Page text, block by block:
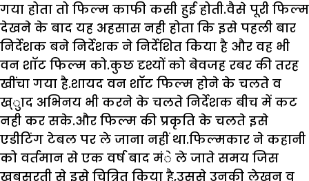
गया होता तो फिल्म काफी कसी हुई होती.वैसे पूरी फिल्म
देखने के बाद यह अहसास नही होता कि इसे पहली बार
निर्देशक बने निर्देशक ने निर्देशित किया है और वह भी
वन शाॅट फिल्म को.कुछ दृश्यों को बेवजह रबर की तरह
खींचा गया है.शायद वन शाॅट फिल्म होने के चलते व
ख्ुाद अभिनय भी करने के चलते निर्देशक बीच में कट
नही कर सके.और फिल्म की प्रकृति के चलते इसे
एडीटिंग टेबल पर ले जाना नहीं था.फिल्मकार ने कहानी
को वर्तमान से एक वर्ष बाद मंे ले जाते समय जिस
खूबसूरती से इसे चित्रित किया है,उससे उनकी लेखन व